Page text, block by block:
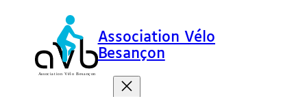
Association Vélo
Besançon